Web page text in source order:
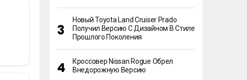
Новый Toyota Land Cruiser Prado
Получил Версию С Дизайном В Стиле
Прошлого Поколения
Кроссовер Nissan Rogue Обрел
Внедорожную Версию